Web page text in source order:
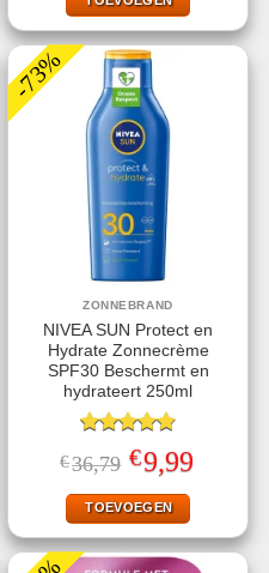
-73%
ZONNEBRAND
NIVEA SUN Protect en
Hydrate Zonnecrème
SPF30 Beschermt en
hydrateert 250ml
Gewaardeerd
4.78uit 5
€36,79 Oorspronkelijke
prijs
was:
€36,79.
€9,99Huidige
prijs
TOEVOEGEN